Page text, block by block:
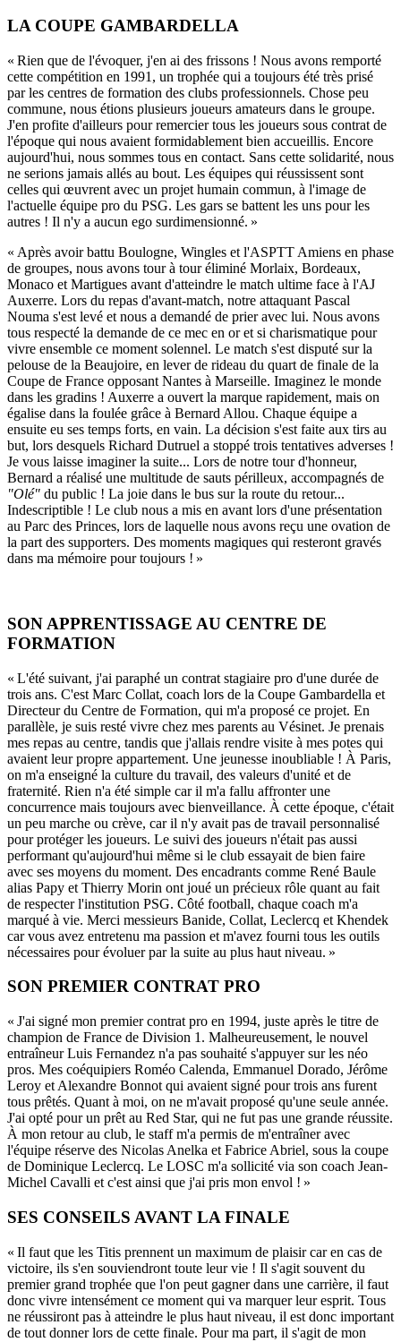
LA COUPE GAMBARDELLA
« Rien que de l'évoquer, j'en ai des frissons ! Nous avons remporté
cette compétition en 1991, un trophée qui a toujours été très prisé
par les centres de formation des clubs professionnels. Chose peu
commune, nous étions plusieurs joueurs amateurs dans le groupe.
J'en profite d'ailleurs pour remercier tous les joueurs sous contrat de
l'époque qui nous avaient formidablement bien accueillis. Encore
aujourd'hui, nous sommes tous en contact. Sans cette solidarité, nous
ne serions jamais allés au bout. Les équipes qui réussissent sont
celles qui œuvrent avec un projet humain commun, à l'image de
l'actuelle équipe pro du PSG. Les gars se battent les uns pour les
autres ! Il n'y a aucun ego surdimensionné. »
« Après avoir battu Boulogne, Wingles et l'ASPTT Amiens en phase
de groupes, nous avons tour à tour éliminé Morlaix, Bordeaux,
Monaco et Martigues avant d'atteindre le match ultime face à l'AJ
Auxerre. Lors du repas d'avant-match, notre attaquant Pascal
Nouma s'est levé et nous a demandé de prier avec lui. Nous avons
tous respecté la demande de ce mec en or et si charismatique pour
vivre ensemble ce moment solennel. Le match s'est disputé sur la
pelouse de la Beaujoire, en lever de rideau du quart de finale de la
Coupe de France opposant Nantes à Marseille. Imaginez le monde
dans les gradins ! Auxerre a ouvert la marque rapidement, mais on
égalise dans la foulée grâce à Bernard Allou. Chaque équipe a
ensuite eu ses temps forts, en vain. La décision s'est faite aux tirs au
but, lors desquels Richard Dutruel a stoppé trois tentatives adverses !
Je vous laisse imaginer la suite... Lors de notre tour d'honneur,
Bernard a réalisé une multitude de sauts périlleux, accompagnés de
"Olé" du public ! La joie dans le bus sur la route du retour...
Indescriptible ! Le club nous a mis en avant lors d'une présentation
au Parc des Princes, lors de laquelle nous avons reçu une ovation de
la part des supporters. Des moments magiques qui resteront gravés
dans ma mémoire pour toujours ! »
SON APPRENTISSAGE AU CENTRE DE
FORMATION
« L'été suivant, j'ai paraphé un contrat stagiaire pro d'une durée de
trois ans. C'est Marc Collat, coach lors de la Coupe Gambardella et
Directeur du Centre de Formation, qui m'a proposé ce projet. En
parallèle, je suis resté vivre chez mes parents au Vésinet. Je prenais
mes repas au centre, tandis que j'allais rendre visite à mes potes qui
avaient leur propre appartement. Une jeunesse inoubliable ! À Paris,
on m'a enseigné la culture du travail, des valeurs d'unité et de
fraternité. Rien n'a été simple car il m'a fallu affronter une
concurrence mais toujours avec bienveillance. À cette époque, c'était
un peu marche ou crève, car il n'y avait pas de travail personnalisé
pour protéger les joueurs. Le suivi des joueurs n'était pas aussi
performant qu'aujourd'hui même si le club essayait de bien faire
avec ses moyens du moment. Des encadrants comme René Baule
alias Papy et Thierry Morin ont joué un précieux rôle quant au fait
de respecter l'institution PSG. Côté football, chaque coach m'a
marqué à vie. Merci messieurs Banide, Collat, Leclercq et Khendek
car vous avez entretenu ma passion et m'avez fourni tous les outils
nécessaires pour évoluer par la suite au plus haut niveau. »
SON PREMIER CONTRAT PRO
« J'ai signé mon premier contrat pro en 1994, juste après le titre de
champion de France de Division 1. Malheureusement, le nouvel
entraîneur Luis Fernandez n'a pas souhaité s'appuyer sur les néo
pros. Mes coéquipiers Roméo Calenda, Emmanuel Dorado, Jérôme
Leroy et Alexandre Bonnot qui avaient signé pour trois ans furent
tous prêtés. Quant à moi, on ne m'avait proposé qu'une seule année.
J'ai opté pour un prêt au Red Star, qui ne fut pas une grande réussite.
À mon retour au club, le staff m'a permis de m'entraîner avec
l'équipe réserve des Nicolas Anelka et Fabrice Abriel, sous la coupe
de Dominique Leclercq. Le LOSC m'a sollicité via son coach Jean-
Michel Cavalli et c'est ainsi que j'ai pris mon envol ! »
SES CONSEILS AVANT LA FINALE
« Il faut que les Titis prennent un maximum de plaisir car en cas de
victoire, ils s'en souviendront toute leur vie ! Il s'agit souvent du
premier grand trophée que l'on peut gagner dans une carrière, il faut
donc vivre intensément ce moment qui va marquer leur esprit. Tous
ne réussiront pas à atteindre le plus haut niveau, il est donc important
de tout donner lors de cette finale. Pour ma part, il s'agit de mon